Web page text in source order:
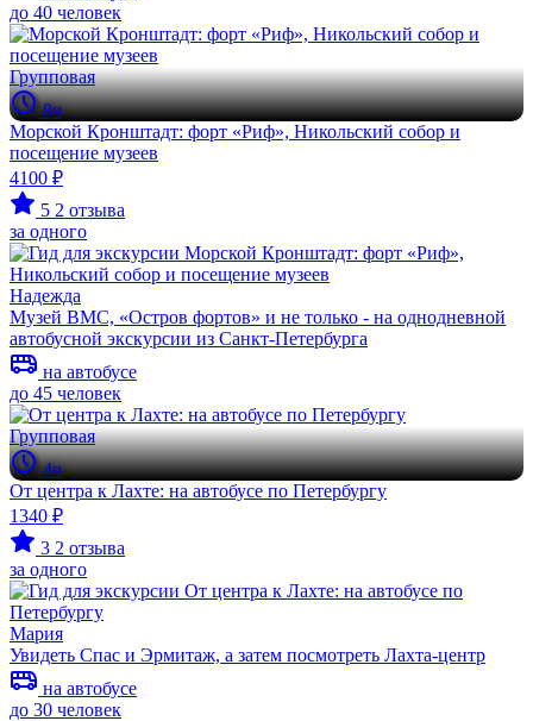
до 40 человек
Групповая
8ч
Морской Кронштадт: форт «Риф», Никольский собор и
посещение музеев
4100 ₽
5 2 отзыва
за одного
Надежда
Музей ВМС, «Остров фортов» и не только - на однодневной
автобусной экскурсии из Санкт-Петербурга
на автобусе
до 45 человек
Групповая
4ч
От центра к Лахте: на автобусе по Петербургу
1340 ₽
3 2 отзыва
за одного
Мария
Увидеть Спас и Эрмитаж, а затем посмотреть Лахта-центр
на автобусе
до 30 человек